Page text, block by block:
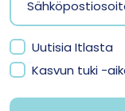
Uutisia Itlasta
Kasvun tuki -